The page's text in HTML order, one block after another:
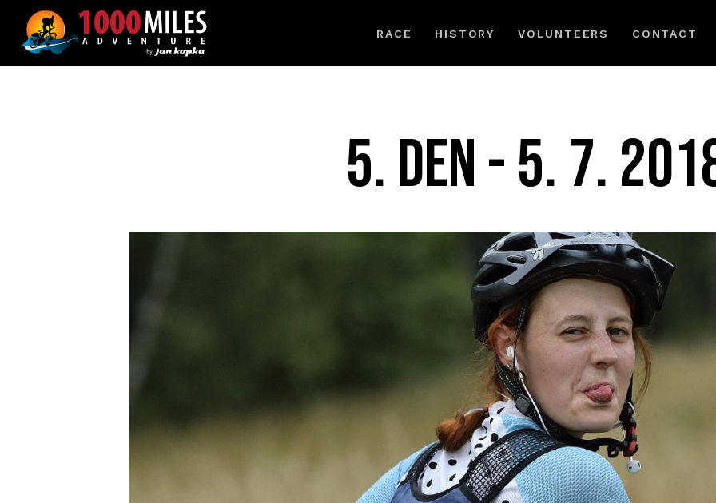
RACE HISTORY VOLUNTEERS CONTACT
5. DEN - 5. 7.